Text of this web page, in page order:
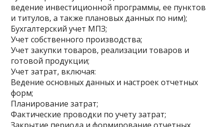
ведение инвестиционной программы, ее пунктов
и титулов, а также плановых данных по ним);
Бухгалтерский учет МПЗ;
Учет собственного производства;
Учет закупки товаров, реализации товаров и
готовой продукции;
Учет затрат, включая:
Ведение основных данных и настроек отчетных
форм;
Планирование затрат;
Фактические проводки по учету затрат;
Закрытие периода и формирование отчетных